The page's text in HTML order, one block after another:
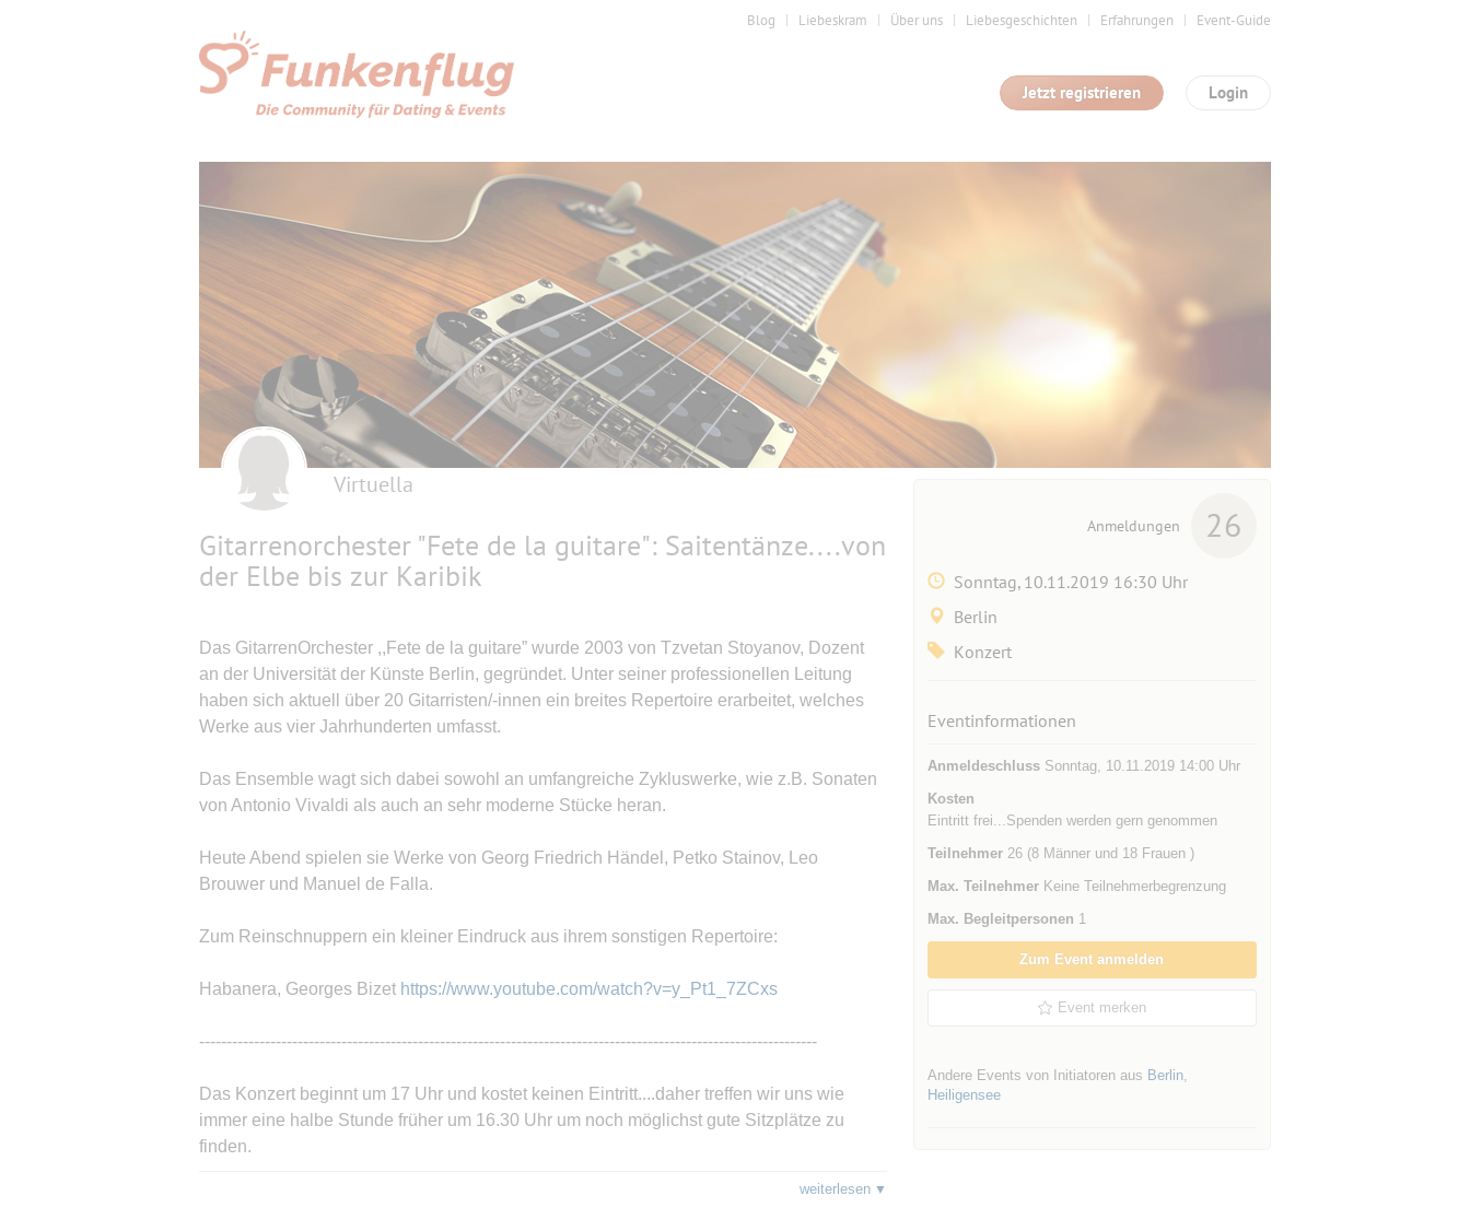
Blog Liebeskram Über uns Liebesgeschichten Erfahrungen Event-Guide
Login
Jetzt registrieren
Virtuella
Gitarrenorchester "Fete de la guitare": Saitentänze....von
der Elbe bis zur Karibik
Das GitarrenOrchester ,,Fete de la guitare” wurde 2003 von Tzvetan Stoyanov, Dozent
an der Universität der Künste Berlin, gegründet. Unter seiner professionellen Leitung
haben sich aktuell über 20 Gitarristen/-innen ein breites Repertoire erarbeitet, welches
Werke aus vier Jahrhunderten umfasst.
Das Ensemble wagt sich dabei sowohl an umfangreiche Zykluswerke, wie z.B. Sonaten
von Antonio Vivaldi als auch an sehr moderne Stücke heran.
Heute Abend spielen sie Werke von Georg Friedrich Händel, Petko Stainov, Leo
Brouwer und Manuel de Falla.
Zum Reinschnuppern ein kleiner Eindruck aus ihrem sonstigen Repertoire:
Habanera, Georges Bizet https://www.youtube.com/watch?v=y_Pt1_7ZCxs
-----------------------------------------------------------------------------------------------------------------
Das Konzert beginnt um 17 Uhr und kostet keinen Eintritt....daher treffen wir uns wie
immer eine halbe Stunde früher um 16.30 Uhr um noch möglichst gute Sitzplätze zu
finden.
----------------------------------------------------------------------------------------------------------------
weiterlesen
Anmeldungen 26
Sonntag, 10.11.2019 16:30 Uhr
Berlin
Konzert
Eventinformationen
AnmeldeschlussSonntag, 10.11.2019 14:00 Uhr
Kosten
Eintritt frei...Spenden werden gern genommen
Teilnehmer26 (8 Männer und 18 Frauen )
Max. TeilnehmerKeine Teilnehmerbegrenzung
Max. Begleitpersonen 1
Zum Event anmelden
Event merken
Andere Events von Initiatoren aus Berlin,
Heiligensee